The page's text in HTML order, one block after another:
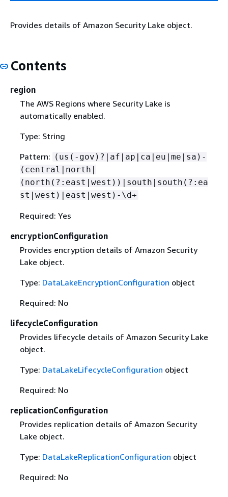
Provides details of Amazon Security Lake object.
Contents
region
The AWS Regions where Security Lake is
automatically enabled.
Type: String
Pattern: (us(-gov)?|af|ap|ca|eu|me|sa)-
(central|north|
(north(?:east|west))|south|south(?:ea
st|west)|east|west)-\d+
Required: Yes
encryptionConfiguration
Provides encryption details of Amazon Security
Lake object.
Type: DataLakeEncryptionConfiguration object
Required: No
lifecycleConfiguration
Provides lifecycle details of Amazon Security Lake
object.
Type: DataLakeLifecycleConfiguration object
Required: No
replicationConfiguration
Provides replication details of Amazon Security
Lake object.
Type: DataLakeReplicationConfiguration object
Required: No